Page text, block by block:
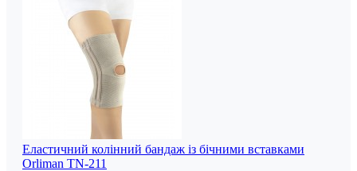
Еластичний колінний бандаж із бічними вставками
Orliman TN-211